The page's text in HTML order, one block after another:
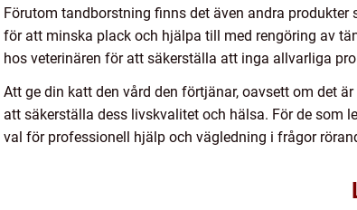
Förutom tandborstning finns det även andra
för att minska plack och hjälpa till med rengöring av
hos veterinären för att säkerställa att inga allvarliga
Att ge din katt den vård den förtjänar, oavsett om det
att säkerställa dess livskvalitet och hälsa. För de som
val för professionell hjälp och vägledning i frågor